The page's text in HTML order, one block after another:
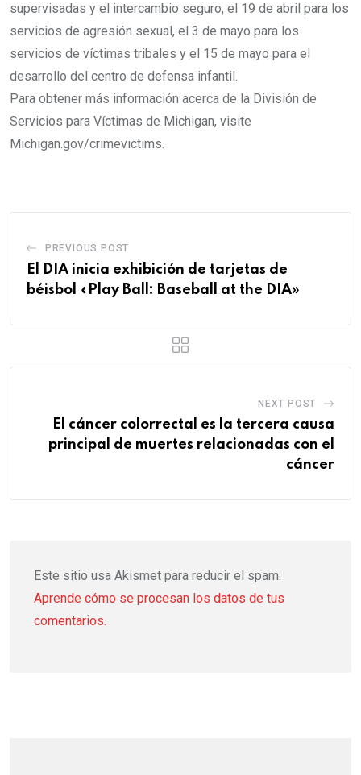
supervisadas y el intercambio seguro, el 19 de abril para los
servicios de agresión sexual, el 3 de mayo para los
servicios de víctimas tribales y el 15 de mayo para el
desarrollo del centro de defensa infantil.
Para obtener más información acerca de la División de
Servicios para Víctimas de Michigan, visite
Michigan.gov/crimevictims.
PREVIOUS POST
El DIA inicia exhibición de tarjetas de
béisbol «Play Ball: Baseball at the DIA»
NEXT POST
El cáncer colorrectal es la tercera causa
principal de muertes relacionadas con el
cáncer
Este sitio usa Akismet para reducir el spam.
Aprende cómo se procesan los datos de tus
comentarios.